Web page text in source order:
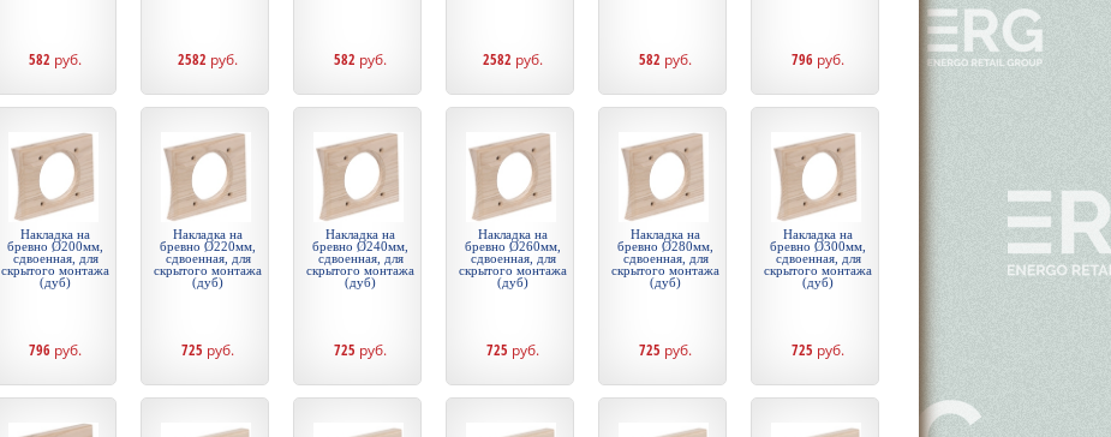
582 руб. 2582 руб. 582 руб. 2582 руб. 582 руб. 796 руб.
Накладка на
бревно Ø200мм,
сдвоенная, для
скрытого монтажа
(дуб)
796 руб.
Накладка на
бревно Ø220мм,
сдвоенная, для
скрытого монтажа
(дуб)
725 руб.
Накладка на
бревно Ø240мм,
сдвоенная, для
скрытого монтажа
(дуб)
725 руб.
Накладка на
бревно Ø260мм,
сдвоенная, для
скрытого монтажа
(дуб)
725 руб.
Накладка на
бревно Ø280мм,
сдвоенная, для
скрытого монтажа
(дуб)
725 руб.
Накладка на
бревно Ø300мм,
сдвоенная, для
скрытого монтажа
(дуб)
725 руб.